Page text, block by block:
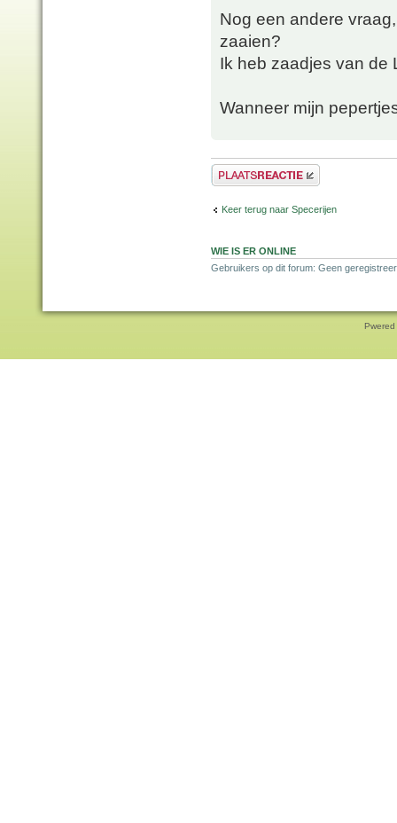
Nog een andere
zaaien?
Ik heb zaadjes van de
Wanneer mijn
Plaats een reactie
Keer terug naar Specerijen
WIE IS ER ONLINE
Gebruikers op dit forum: Geen